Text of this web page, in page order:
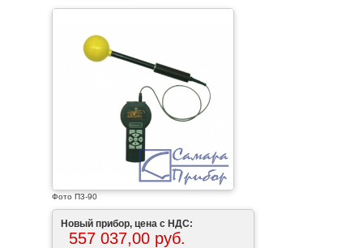
Фото П3-90
Новый прибор, цена с НДС:
557 037,00 руб.